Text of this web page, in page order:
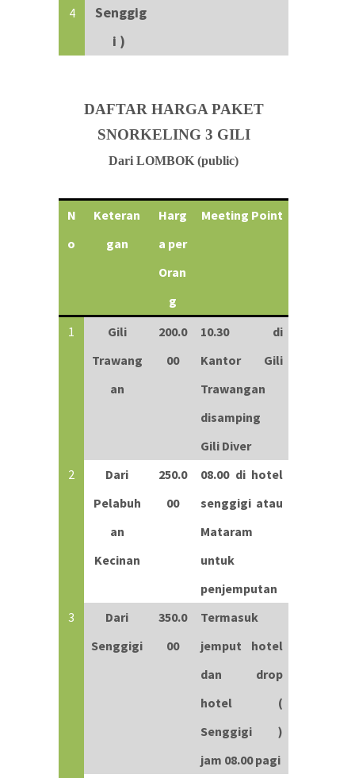
4
Senggig
i )
DAFTAR HARGA PAKET
SNORKELING 3 GILI
Dari LOMBOK (public)
N
o
Keteran
gan
Harg
a per
Oran
g
Meeting Point
1
Gili
Trawang
an
200.0
00
10.30 di
Kantor Gili
Trawangan
disamping
Gili Diver
2
Dari
Pelabuh
an
Kecinan
250.0
00
08.00 di hotel
senggigi atau
Mataram
untuk
penjemputan
3
Dari
Senggigi
350.0
00
Termasuk
jemput hotel
dan drop
hotel (
Senggigi )
jam 08.00 pagi